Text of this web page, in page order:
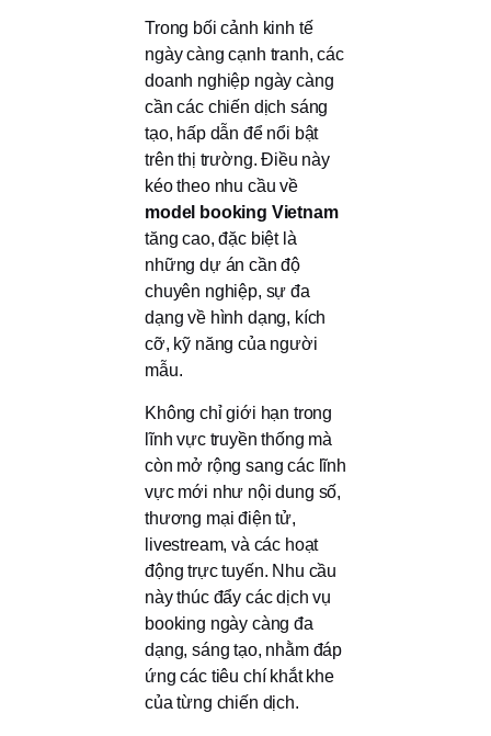
Trong bối cảnh kinh tế
ngày càng cạnh tranh, các
doanh nghiệp ngày càng
cần các chiến dịch sáng
tạo, hấp dẫn để nổi bật
trên thị trường. Điều này
kéo theo nhu cầu về
model booking Vietnam
tăng cao, đặc biệt là
những dự án cần độ
chuyên nghiệp, sự đa
dạng về hình dạng, kích
cỡ, kỹ năng của người
mẫu.
Không chỉ giới hạn trong
lĩnh vực truyền thống mà
còn mở rộng sang các lĩnh
vực mới như nội dung số,
thương mại điện tử,
livestream, và các hoạt
động trực tuyến. Nhu cầu
này thúc đẩy các dịch vụ
booking ngày càng đa
dạng, sáng tạo, nhằm đáp
ứng các tiêu chí khắt khe
của từng chiến dịch.